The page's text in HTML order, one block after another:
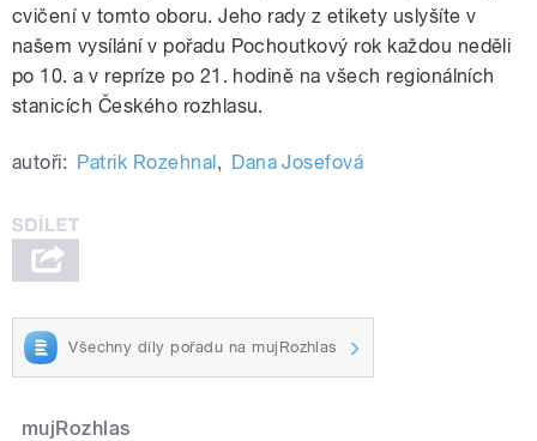
cvičení v tomto oboru. Jeho rady z etikety uslyšíte v
našem vysílání v pořadu Pochoutkový rok každou neděli
po 10. a v repríze po 21. hodině na všech regionálních
stanicích Českého rozhlasu.
autoři: Patrik Rozehnal, Dana Josefová
Všechny díly pořadu na mujRozhlas
mujRozhlas